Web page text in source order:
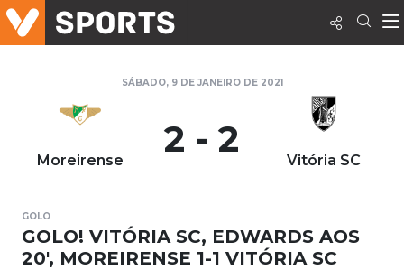
SÁBADO, 9 DE JANEIRO DE 2021
Moreirense 2 - 2 Vitória SC
GOLO
GOLO! VITÓRIA SC, EDWARDS AOS
20', MOREIRENSE 1-1 VITÓRIA SC